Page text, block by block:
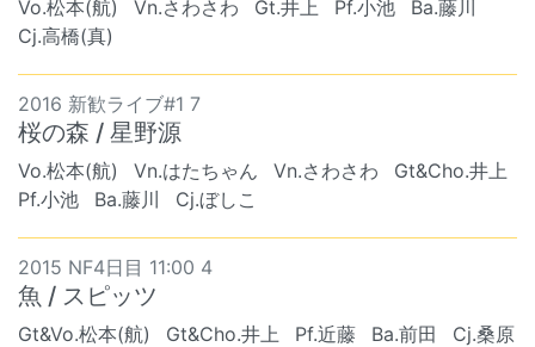
Vo.松本(航) Vn.さわさわ Gt.井上 Pf.小池
Ba.藤川
Cj.高橋(真)
2016 新歓ライブ#1 7
桜の森 / 星野源
Vo.松本(航) Vn.はたちゃん Vn.さわさわ
Gt&Cho.井上
Pf.小池
Ba.藤川 Cj.ぼしこ
2015 NF4日目 11:00 4
魚 / スピッツ
Gt&Vo.松本(航) Gt&Cho.井上 Pf.近藤 Ba.前田 Cj.桑原